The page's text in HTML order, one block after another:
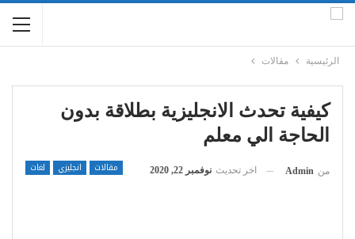
الرئيسية مقالات
كيفية تحدث الانجليزية بطلاقة بدون
الحاجة الي معلم
مقالات انجليزي لغات من Admin اخر تحديث نوفمبر 22, 2020